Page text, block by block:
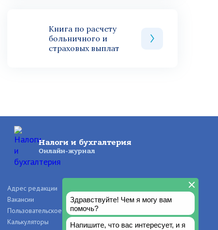
Книга по расчету
больничного и
страховых выплат
Налоги и бухгалтерия
Онлайн-журнал
Адрес редакции
Вакансии
Рекламодателям
Пользовательское соглашение
Калькуляторы